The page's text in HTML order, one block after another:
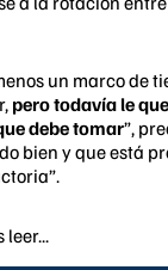
un marco de
pero todavía le
debe tomar”,
bien y que está
leer...